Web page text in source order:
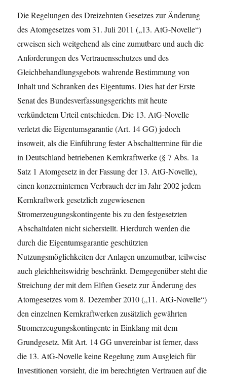
Die Regelungen des Dreizehnten Gesetzes zur Änderung
des Atomgesetzes vom 31. Juli 2011 („13. AtG-Novelle“)
erweisen sich weitgehend als eine zumutbare und auch die
Anforderungen des Vertrauensschutzes und des
Gleichbehandlungsgebots wahrende Bestimmung von
Inhalt und Schranken des Eigentums. Dies hat der Erste
Senat des Bundesverfassungsgerichts mit heute
verkündetem Urteil entschieden. Die 13. AtG-Novelle
verletzt die Eigentumsgarantie (Art. 14 GG) jedoch
insoweit, als die Einführung fester Abschalttermine für die
in Deutschland betriebenen Kernkraftwerke (§ 7 Abs. 1a
Satz 1 Atomgesetz in der Fassung der 13. AtG-Novelle),
einen konzerninternen Verbrauch der im Jahr 2002 jedem
Kernkraftwerk gesetzlich zugewiesenen
Stromerzeugungskontingente bis zu den festgesetzten
Abschaltdaten nicht sicherstellt. Hierdurch werden die
durch die Eigentumsgarantie geschützten
Nutzungsmöglichkeiten der Anlagen unzumutbar, teilweise
auch gleichheitswidrig beschränkt. Demgegenüber steht die
Streichung der mit dem Elften Gesetz zur Änderung des
Atomgesetzes vom 8. Dezember 2010 („11. AtG-Novelle“)
den einzelnen Kernkraftwerken zusätzlich gewährten
Stromerzeugungskontingente in Einklang mit dem
Grundgesetz. Mit Art. 14 GG unvereinbar ist ferner, dass
die 13. AtG-Novelle keine Regelung zum Ausgleich für
Investitionen vorsieht, die im berechtigten Vertrauen auf die